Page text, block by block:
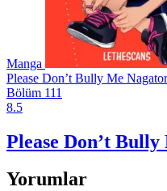
Manga
Please Don’t Bully Me
Bölüm 111
8.5
Please Don’t
Yorumlar